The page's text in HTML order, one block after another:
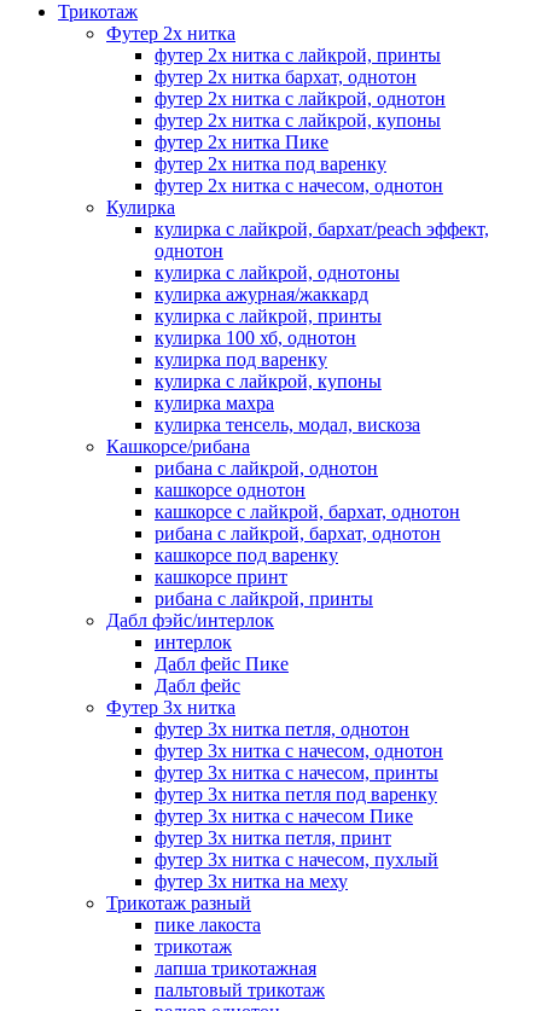
Трикотаж
Футер 2х нитка
футер 2х нитка с лайкрой, принты
футер 2х нитка бархат, однотон
футер 2х нитка с лайкрой, однотон
футер 2х нитка с лайкрой, купоны
футер 2х нитка Пике
футер 2х нитка под варенку
футер 2х нитка с начесом, однотон
Кулирка
кулирка с лайкрой, бархат/peach эффект,
однотон
кулирка с лайкрой, однотоны
кулирка ажурная/жаккард
кулирка с лайкрой, принты
кулирка 100 хб, однотон
кулирка под варенку
кулирка с лайкрой, купоны
кулирка махра
кулирка тенсель, модал, вискоза
Кашкорсе/рибана
рибана с лайкрой, однотон
кашкорсе однотон
кашкорсе с лайкрой, бархат, однотон
рибана с лайкрой, бархат, однотон
кашкорсе под варенку
кашкорсе принт
рибана с лайкрой, принты
Дабл фэйс/интерлок
интерлок
Дабл фейс Пике
Дабл фейс
Футер 3х нитка
футер 3х нитка петля, однотон
футер 3х нитка с начесом, однотон
футер 3х нитка с начесом, принты
футер 3х нитка петля под варенку
футер 3х нитка с начесом Пике
футер 3х нитка петля, принт
футер 3х нитка с начесом, пухлый
футер 3х нитка на меху
Трикотаж разный
пике лакоста
трикотаж
лапша трикотажная
пальтовый трикотаж